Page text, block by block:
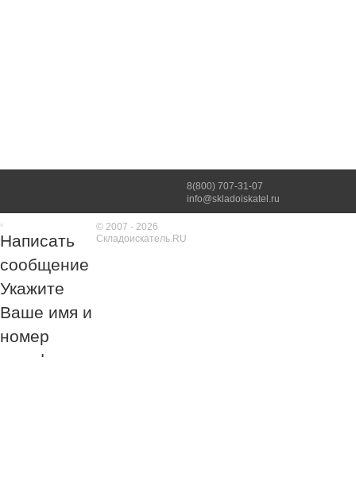
8(800) 707-31-07
info@skladoiskatel.ru
© 2007 - 2026
Складоискатель.RU
Написать
сообщение
Укажите
Ваше имя и
номер
телефона